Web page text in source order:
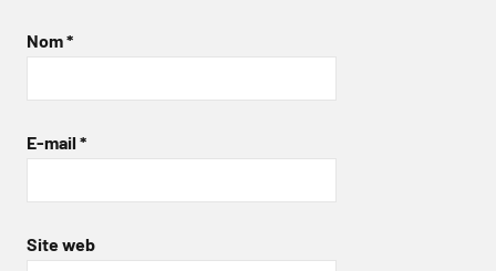
Nom*
E-mail *
Site web